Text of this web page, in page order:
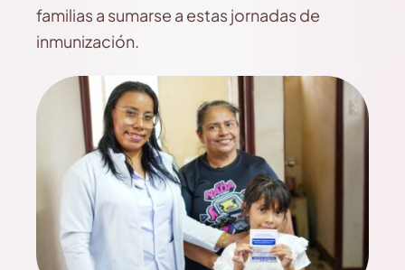
familias a sumarse a estas jornadas de
inmunización.